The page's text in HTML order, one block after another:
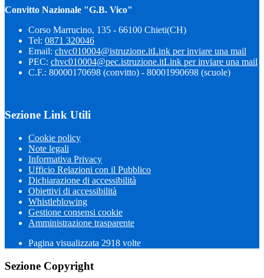
Convitto Nazionale "G.B. Vico"
Corso Marrucino, 135 - 66100 Chieti(CH)
Tel: 0871 320046
Email: chvc010004@istruzione.itLink per inviare una mail
PEC: chvc010004@pec.istruzione.itLink per inviare una mail
C.F.: 80000170698 (convitto) - 80001990698 (scuole)
Sezione Link Utili
Cookie policy
Note legali
Informativa Privacy
Ufficio Relazioni con il Pubblico
Dichiarazione di accessibilità
Obiettivi di accessibilità
Whistleblowing
Gestione consensi cookie
Amministrazione trasparente
Pagina visualizzata 2918 volte
Sezione Copyright